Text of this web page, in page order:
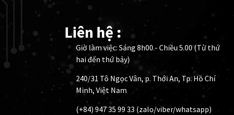
Liên hệ :
Giờ làm việc: Sáng 8h00 - Chiều 5.00 (Từ thứ
hai đến thứ bảy)
240/31 Tô Ngọc Vân, p. Thới An, Tp. Hồ Chí
Minh, Việt Nam
(+84) 947 35 99 33 (zalo/viber/whatsapp)